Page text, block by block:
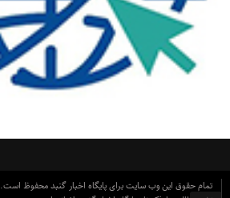
تمام حقوق این وب سایت برای پایگاه اخبار گنبد محفوظ است.